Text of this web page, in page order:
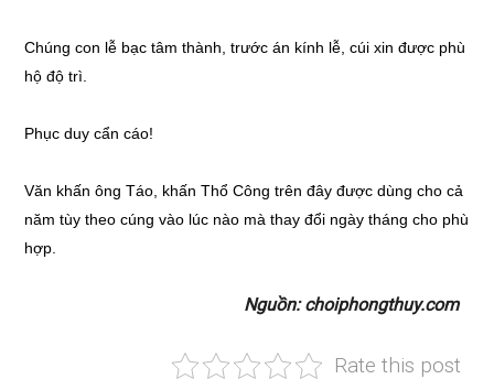
Chúng con lễ bạc tâm thành, trước án kính lễ, cúi xin được phù
hộ độ trì.
Phục duy cẩn cáo!
Văn khấn ông Táo, khấn Thổ Công trên đây được dùng cho cả
năm tùy theo cúng vào lúc nào mà thay đổi ngày tháng cho phù
hợp.
Nguồn: choiphongthuy.com
Rate this post